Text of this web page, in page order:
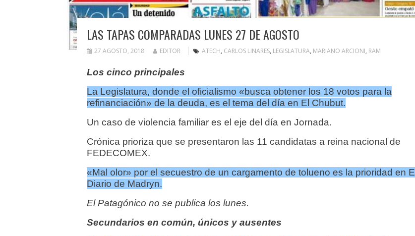
LAS TAPAS COMPARADAS LUNES 27 DE AGOSTO
27 AGOSTO, 2018 EDITOR ATECH, CARLOS LINARES, LEGISLATURA, MARIANO ARCIONI, RAM
Los cinco principales
La Legislatura, donde el oficialismo «busca obtener los 18 votos para la
refinanciación» de la deuda, es el tema del día en El Chubut.
Un caso de violencia familiar es el eje del día en Jornada.
Crónica prioriza que se presentaron las 11 candidatas a reina nacional de
FEDECOMEX.
«Mal olor» por el secuestro de un cargamento de tolueno es la prioridad en El
Diario de Madryn.
El Patagónico no se publica los lunes.
Secundarios en común, únicos y ausentes